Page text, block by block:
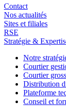
Contact
Nos actualités
Sites et filiales
RSE
Stratégie &
Notre
Courtier
Courtier
Distribution
Plateforme
Conseil et